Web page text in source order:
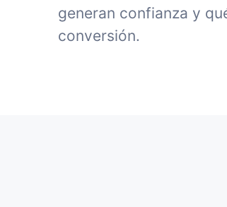
generan confianza y
conversión.